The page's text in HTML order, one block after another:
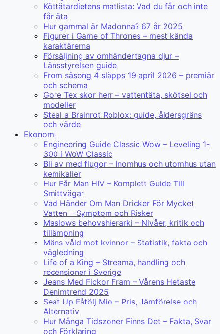
Köttätardietens matlista: Vad du får och inte
får äta
Hur gammal är Madonna? 67 år 2025
Figurer i Game of Thrones – mest kända
karaktärerna
Försäljning av omhändertagna djur –
Länsstyrelsen guide
From säsong 4 släpps 19 april 2026 – premiär
och schema
Gore Tex skor herr – vattentäta, skötsel och
modeller
Steal a Brainrot Roblox: guide, åldersgräns
och värde
Ekonomi
Engineering Guide Classic Wow – Leveling 1-
300 i WoW Classic
Bli av med flugor – Inomhus och utomhus utan
kemikalier
Hur Får Man HIV – Komplett Guide Till
Smittvägar
Vad Händer Om Man Dricker För Mycket
Vatten – Symptom och Risker
Maslows behovshierarki – Nivåer, kritik och
tillämpning
Mäns våld mot kvinnor – Statistik, fakta och
vägledning
Life of a King – Streama, handling och
recensioner i Sverige
Jeans Med Fickor Fram – Vårens Hetaste
Denimtrend 2025
Seat Up Fåtölj Mio – Pris, Jämförelse och
Alternativ
Hur Många Tidszoner Finns Det – Fakta, Svar
och Förklaring